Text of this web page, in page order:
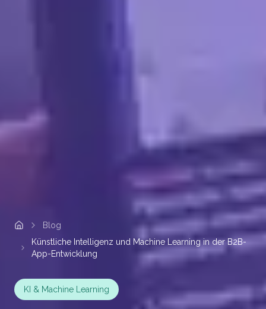
Home
Blog
Künstliche Intelligenz und Machine Learning in der B2B-
App-Entwicklung
KI & Machine Learning